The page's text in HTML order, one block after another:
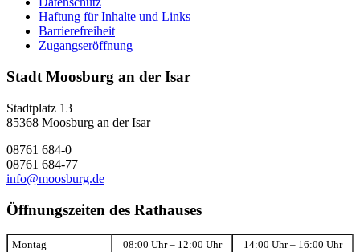
Haftung für Inhalte und Links
Barrierefreiheit
Zugangseröffnung
Stadt Moosburg an der Isar
Stadtplatz 13
85368 Moosburg an der Isar
08761 684-0
08761 684-77
info@moosburg.de
Öffnungszeiten des Rathauses
Montag 08:00 Uhr – 12:00 Uhr 14:00 Uhr – 16:00 Uhr